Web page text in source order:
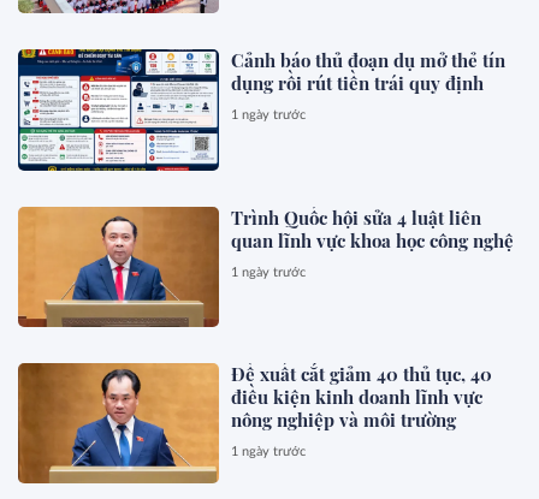
Cảnh báo thủ đoạn dụ mở thẻ tín
dụng rồi rút tiền trái quy định
1 ngày trước
Trình Quốc hội sửa 4 luật liên
quan lĩnh vực khoa học công nghệ
1 ngày trước
Đề xuất cắt giảm 40 thủ tục, 40
điều kiện kinh doanh lĩnh vực
nông nghiệp và môi trường
1 ngày trước